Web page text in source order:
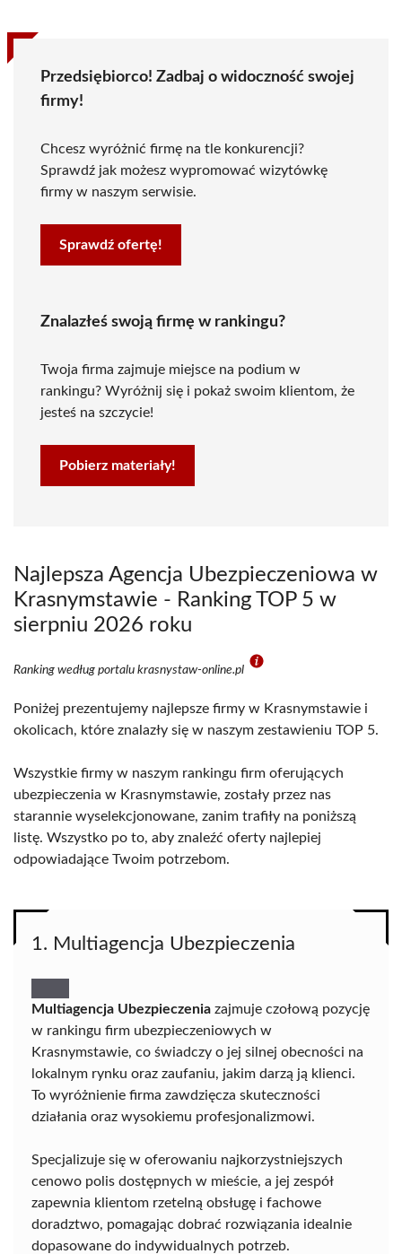
Przedsiębiorco! Zadbaj o widoczność swojej
firmy!
Chcesz wyróżnić firmę na tle konkurencji?
Sprawdź jak możesz wypromować wizytówkę
firmy w naszym serwisie.
Sprawdź ofertę!
Znalazłeś swoją firmę w rankingu?
Twoja firma zajmuje miejsce na podium w
rankingu? Wyróżnij się i pokaż swoim klientom, że
jesteś na szczycie!
Pobierz materiały!
Najlepsza Agencja Ubezpieczeniowa w
Krasnymstawie - Ranking TOP 5 w
sierpniu 2026 roku
Ranking według portalu krasnystaw-online.pl
Poniżej prezentujemy najlepsze firmy w Krasnymstawie i
okolicach, które znalazły się w naszym zestawieniu TOP 5.
Wszystkie firmy w naszym rankingu firm oferujących
ubezpieczenia w Krasnymstawie, zostały przez nas
starannie wyselekcjonowane, zanim trafiły na poniższą
listę. Wszystko po to, aby znaleźć oferty najlepiej
odpowiadające Twoim potrzebom.
1. Multiagencja Ubezpieczenia
Multiagencja Ubezpieczenia zajmuje czołową pozycję
w rankingu firm ubezpieczeniowych w
Krasnymstawie, co świadczy o jej silnej obecności na
lokalnym rynku oraz zaufaniu, jakim darzą ją klienci.
To wyróżnienie firma zawdzięcza skuteczności
działania oraz wysokiemu profesjonalizmowi.
Specjalizuje się w oferowaniu najkorzystniejszych
cenowo polis dostępnych w mieście, a jej zespół
zapewnia klientom rzetelną obsługę i fachowe
doradztwo, pomagając dobrać rozwiązania idealnie
dopasowane do indywidualnych potrzeb.